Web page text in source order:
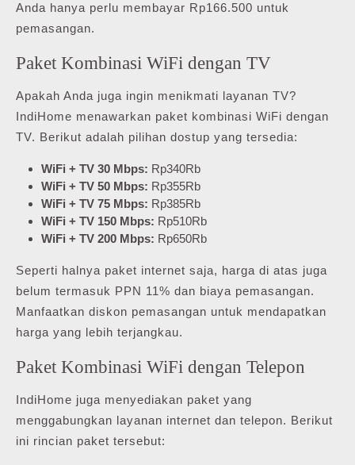
Anda hanya perlu membayar Rp166.500 untuk
pemasangan.
Paket Kombinasi WiFi dengan TV
Apakah Anda juga ingin menikmati layanan TV?
IndiHome menawarkan paket kombinasi WiFi dengan
TV. Berikut adalah pilihan dostup yang tersedia:
WiFi + TV 30 Mbps: Rp340Rb
WiFi + TV 50 Mbps: Rp355Rb
WiFi + TV 75 Mbps: Rp385Rb
WiFi + TV 150 Mbps: Rp510Rb
WiFi + TV 200 Mbps: Rp650Rb
Seperti halnya paket internet saja, harga di atas juga
belum termasuk PPN 11% dan biaya pemasangan.
Manfaatkan diskon pemasangan untuk mendapatkan
harga yang lebih terjangkau.
Paket Kombinasi WiFi dengan Telepon
IndiHome juga menyediakan paket yang
menggabungkan layanan internet dan telepon. Berikut
ini rincian paket tersebut: